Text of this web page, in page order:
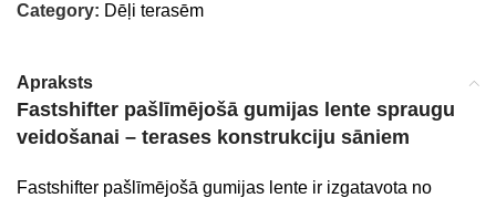
Category: Dēļi terasēm
Apraksts
Fastshifter pašlīmējošā gumijas lente spraugu
veidošanai – terases konstrukciju sāniem
Fastshifter pašlīmējošā gumijas lente ir izgatavota no